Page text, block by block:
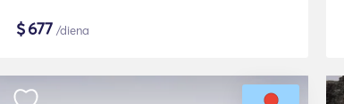
$677 /diena